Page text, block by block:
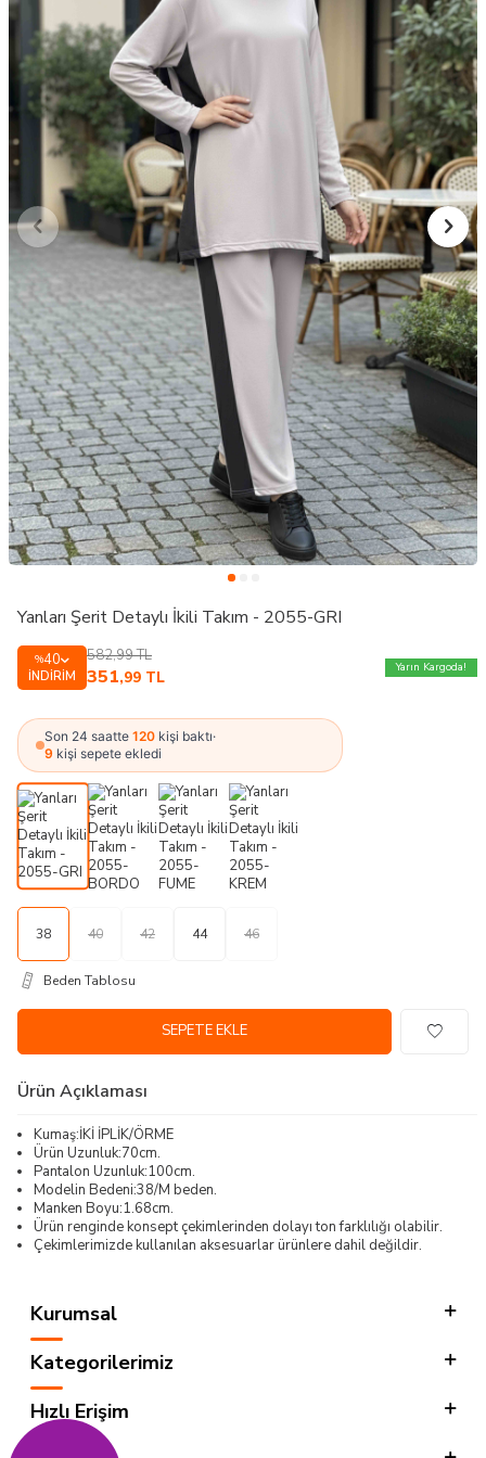
Yanları Şerit Detaylı İkili Takım - 2055-GRI
%40
İNDIRIM
582,99TL
351,99 TL
Yarın Kargoda!
Son 24 saatte 120 kişi baktı·
9 kişi sepete ekledi
38 40 42 44 46
Beden Tablosu
SEPETE EKLE
Ürün Açıklaması
Kumaş:İKİ İPLİK/ÖRME
Ürün Uzunluk:70cm.
Pantalon Uzunluk:100cm.
Modelin Bedeni:38/M beden.
Manken Boyu:1.68cm.
Ürün renginde konsept çekimlerinden dolayı ton farklılığı olabilir.
Çekimlerimizde kullanılan aksesuarlar ürünlere dahil değildir.
Kurumsal
Kategorilerimiz
Hızlı Erişim